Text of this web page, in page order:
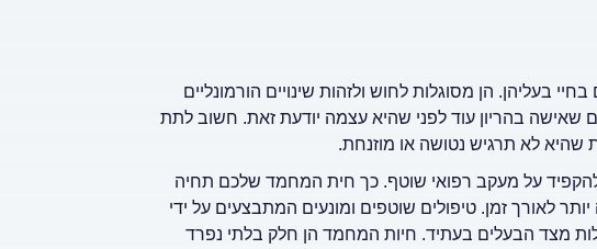
בעליהן. הן מסוגלות לחוש ולזהות שינויים הורמונליים
שאישה בהריון עוד לפני שהיא עצמה יודעת זאת. חשוב לתת
שהיא לא תרגיש נטושה או מוזנחת.
על מעקב רפואי שוטף. כך חית המחמד שלכם תחיה
לאורך זמן. טיפולים שוטפים ומונעים המתבצעים על ידי
מצד הבעלים בעתיד. חיות המחמד הן חלק בלתי נפרד